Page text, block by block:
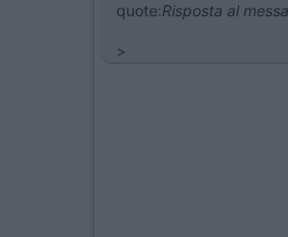
quote:Risposta al
>